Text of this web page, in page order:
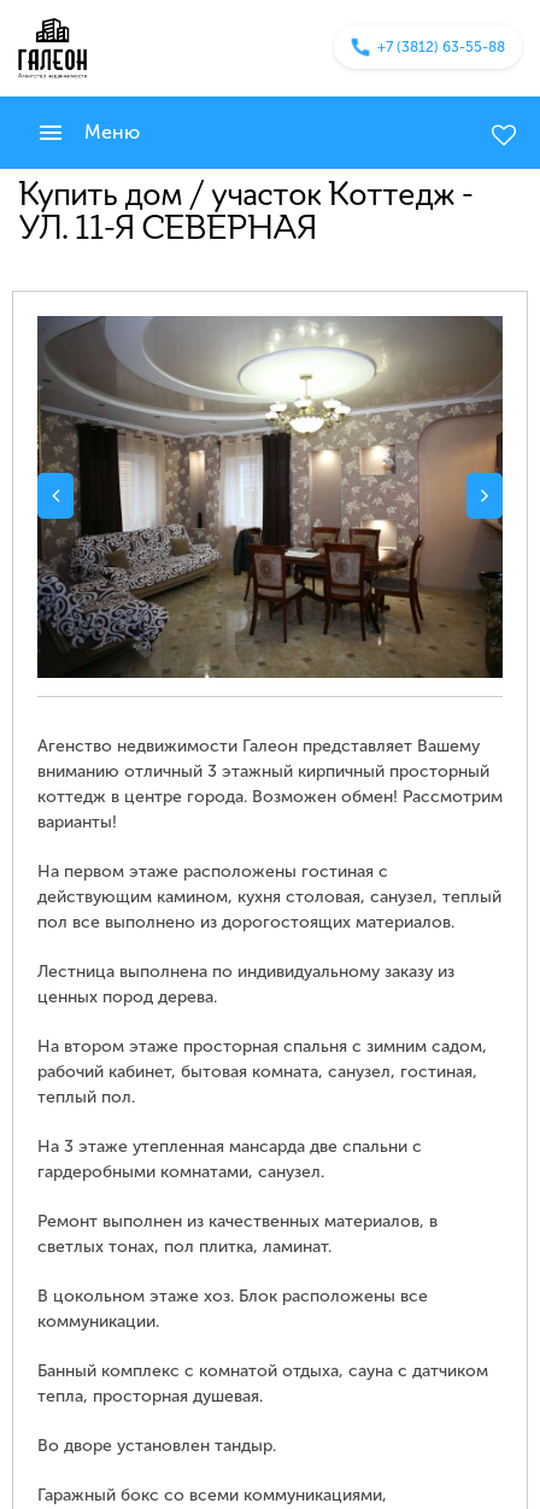
+7 (3812) 63-55-88
Меню
Купить дом / участок Коттедж -
УЛ. 11-Я СЕВЕРНАЯ
Агенство недвижимости Галеон представляет Вашему
вниманию отличный 3 этажный кирпичный просторный
коттедж в центре города. Возможен обмен! Рассмотрим
варианты!
На первом этаже расположены гостиная с
действующим камином, кухня столовая, санузел, теплый
пол все выполнено из дорогостоящих материалов.
Лестница выполнена по индивидуальному заказу из
ценных пород дерева.
На втором этаже просторная спальня с зимним садом,
рабочий кабинет, бытовая комната, санузел, гостиная,
теплый пол.
На 3 этаже утепленная мансарда две спальни с
гардеробными комнатами, санузел.
Ремонт выполнен из качественных материалов, в
светлых тонах, пол плитка, ламинат.
В цокольном этаже хоз. Блок расположены все
коммуникации.
Банный комплекс с комнатой отдыха, сауна с датчиком
тепла, просторная душевая.
Во дворе установлен тандыр.
Гаражный бокс со всеми коммуникациями,